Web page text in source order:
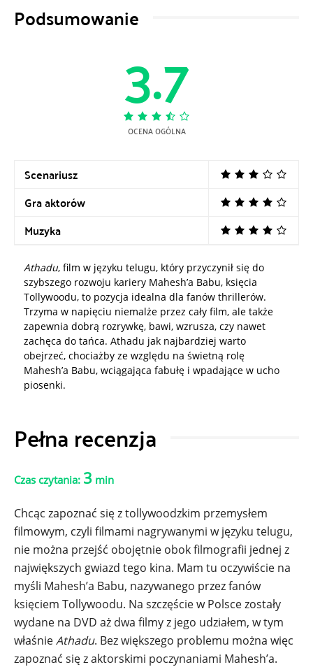
Podsumowanie
Scenariusz
Gra aktorów
Muzyka
3.7
OCENA OGÓLNA
Athadu, film w języku telugu, który przyczynił się do
szybszego rozwoju kariery Mahesh’a Babu, księcia
Tollywoodu, to pozycja idealna dla fanów thrillerów.
Trzyma w napięciu niemalże przez cały film, ale także
zapewnia dobrą rozrywkę, bawi, wzrusza, czy nawet
zachęca do tańca. Athadu jak najbardziej warto
obejrzeć, chociażby ze względu na świetną rolę
Mahesh’a Babu, wciągająca fabułę i wpadające w ucho
piosenki.
Pełna recenzja
Czas czytania: 3 min
Chcąc zapoznać się z tollywoodzkim przemysłem
filmowym, czyli filmami nagrywanymi w języku telugu,
nie można przejść obojętnie obok filmografii jednej z
największych gwiazd tego kina. Mam tu oczywiście na
myśli Mahesh’a Babu, nazywanego przez fanów
księciem Tollywoodu. Na szczęście w Polsce zostały
wydane na DVD aż dwa filmy z jego udziałem, w tym
właśnieAthadu. Bez większego problemu można więc
zapoznać się z aktorskimi poczynaniami Mahesh’a.